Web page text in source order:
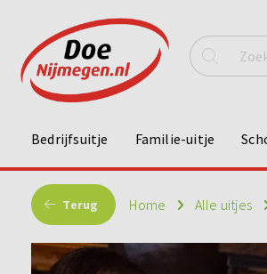
Bedrijfsuitje Familie-uitje
Terug Home Alle uitjes